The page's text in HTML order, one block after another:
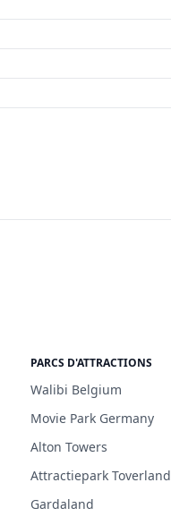
PARCS D'ATTRACTIONS
Walibi Belgium
Movie Park Germany
Alton Towers
Attractiepark Toverland
Gardaland